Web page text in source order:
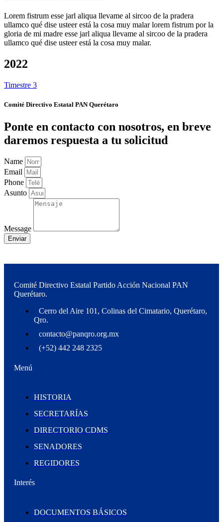
Lorem fistrum esse jarl aliqua llevame al sircoo de la pradera
ullamco qué dise usteer está la cosa muy malar lorem fistrum por la
gloria de mi madre esse jarl aliqua llevame al sircoo de la pradera
ullamco qué dise usteer está la cosa muy malar.
2022
Timestre 3
Comité Directivo Estatal PAN Querétaro
Ponte en contacto con nosotros, en breve
daremos respuesta a tu solicitud
Name
Email
Phone
Asunto
Message
Enviar
Comité Directivo Estatal Partido Acción Nacional PAN
Querétaro.
Cerro del Aire 101, Colinas del Cimatario, Querétaro,
Qro.
contacto@panqro.org.mx
(+52) 442 248 2325
Menú
HISTORIA
SECRETARÍAS
DIRECTORIO CDMS
SENADORES
REGIDORES
Interés
DOCUMENTOS BÁSICOS